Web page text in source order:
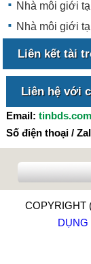
Nhà môi giới
Nhà môi giới
Liên kết tài
Liên hệ với
Email:
Số điện thoại /
COPYRIGHT
DỤNG